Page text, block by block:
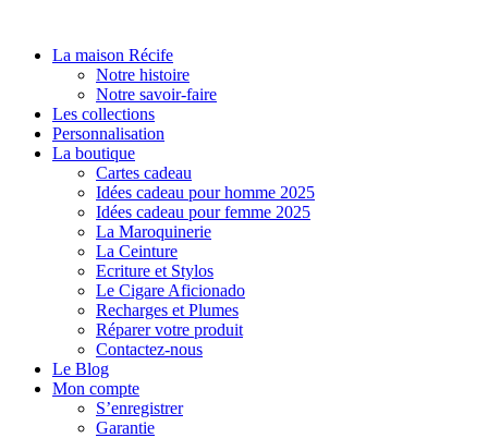
contenuLa maison Récife
Notre histoire
Notre savoir-faire
Les collections
Personnalisation
La boutique
Cartes cadeau
Idées cadeau pour homme 2025
Idées cadeau pour femme 2025
La Maroquinerie
La Ceinture
Ecriture et Stylos
Le Cigare Aficionado
Recharges et Plumes
Réparer votre produit
Contactez-nous
Le Blog
Mon compte
S’enregistrer
Garantie